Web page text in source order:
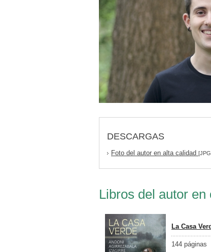
DESCARGAS
Foto del autor en alta calidad
Libros del autor en
La Casa
144 páginas